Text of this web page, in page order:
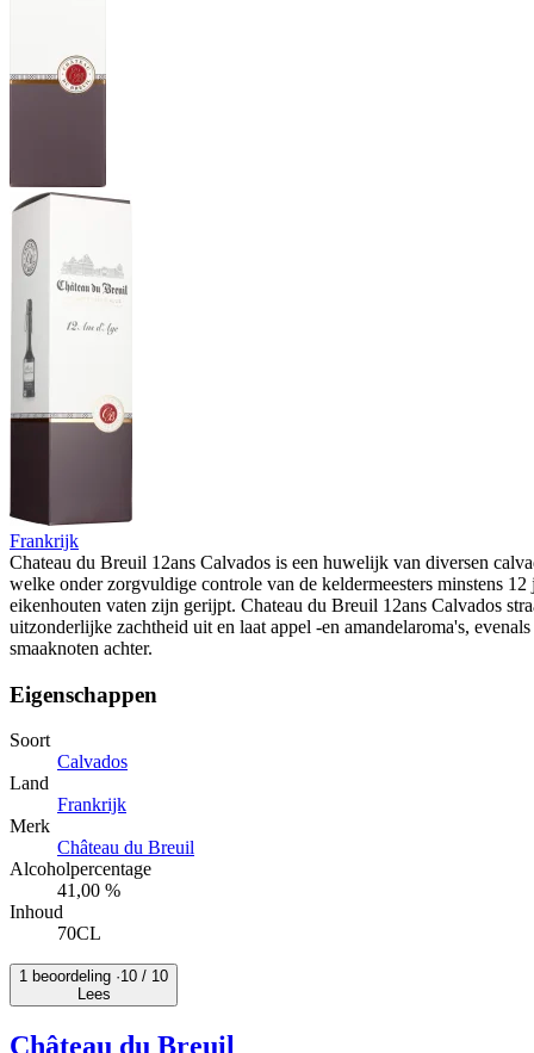
Frankrijk
Chateau du Breuil 12ans Calvados is een huwelijk van diversen
welke onder zorgvuldige controle van de keldermeesters minstens 12
eikenhouten vaten zijn gerijpt. Chateau du Breuil 12ans Calvados
uitzonderlijke zachtheid uit en laat appel -en amandelaroma's,
smaaknoten achter.
Eigenschappen
Soort
Calvados
Land
Frankrijk
Merk
Château du Breuil
Alcoholpercentage
41,00 %
Inhoud
70CL
1 beoordeling ·10 / 10
Lees
Château du Breuil